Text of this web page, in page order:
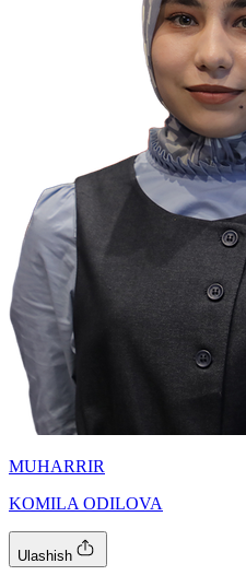
MUHARRIR
KOMILA ODILOVA
Ulashish